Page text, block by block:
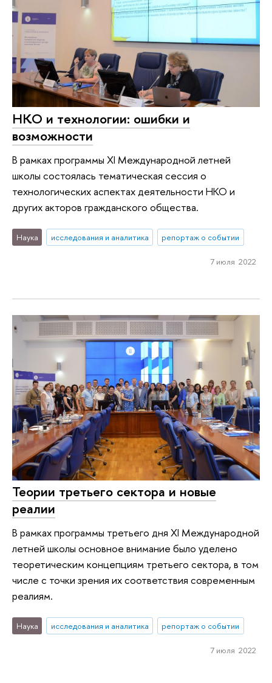
НКО и технологии: ошибки и
возможности
В рамках программы XI Международной летней
школы состоялась тематическая сессия о
технологических аспектах деятельности НКО и
других акторов гражданского общества.
Наука исследования и аналитика репортаж о событии
7 июля 2022
Теории третьего сектора и новые
реалии
В рамках программы третьего дня XI Международной
летней школы основное внимание было уделено
теоретическим концепциям третьего сектора, в том
числе с точки зрения их соответствия современным
реалиям.
Наука исследования и аналитика репортаж о событии
7 июля 2022